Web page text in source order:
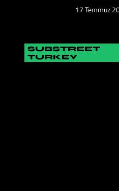
17 Temmuz
SUBSTREET
TURKEY